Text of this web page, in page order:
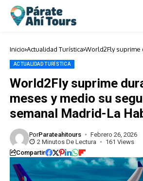
Inicio Actualidad Turística World2Fly suprime
ACTUALIDAD TURÍSTICA
World2Fly suprime
meses y medio su
semanal Madrid-La
PorParateahitours
Febrero 26, 2026
2 Minutos De Lectura
161 Views
Compartir